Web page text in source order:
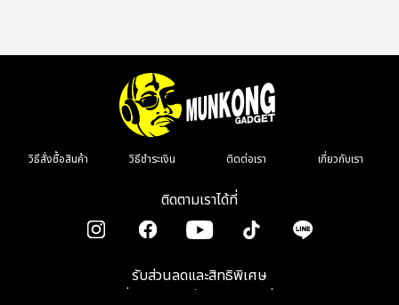
วิธีสั่งซื้อสินค้า วิธีชำระเงิน ติดต่อเรา เกี่ยวกับเรา
ติดตามเราได้ที่
รับส่วนลดและสิทธิพิเศษ
เมื่อลงทะเบียนรับข่าวสาร รีวิว โปรโมชั่น